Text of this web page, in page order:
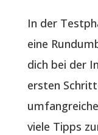
In der
eine
dich bei der
ersten
viele Tipps